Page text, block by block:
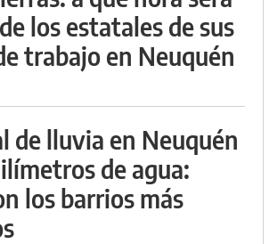
los estatales de sus
trabajo en Neuquén
de lluvia en Neuquén
de agua:
los barrios más